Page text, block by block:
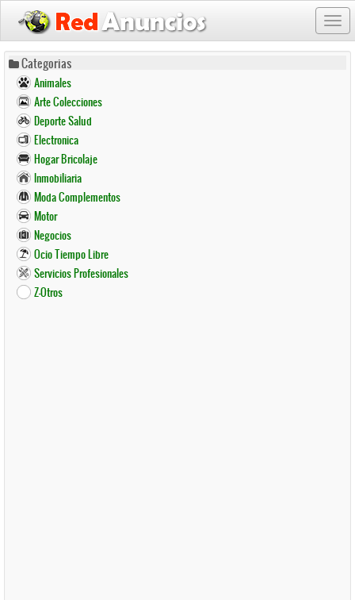
Pasar
contenido
principal
Categorias
Animales
Arte Colecciones
Deporte Salud
Electronica
Hogar Bricolaje
Inmobiliaria
Moda Complementos
Motor
Negocios
Ocio Tiempo Libre
Servicios Profesionales
Z-Otros